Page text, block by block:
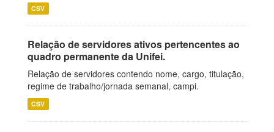
CSV
Relação de servidores ativos pertencentes ao
quadro permanente da Unifei.
Relação de servidores contendo nome, cargo, titulação,
regime de trabalho/jornada semanal, campi.
CSV